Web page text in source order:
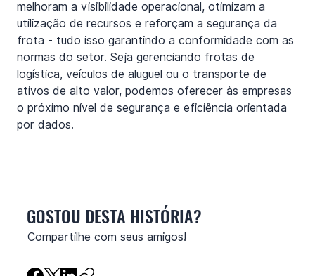
melhoram a visibilidade operacional, otimizam a
utilização de recursos e reforçam a segurança da
frota - tudo isso garantindo a conformidade com as
normas do setor. Seja gerenciando frotas de
logística, veículos de aluguel ou o transporte de
ativos de alto valor, podemos oferecer às empresas
o próximo nível de segurança e eficiência orientada
por dados.
GOSTOU DESTA HISTÓRIA?
Compartilhe com seus amigos!